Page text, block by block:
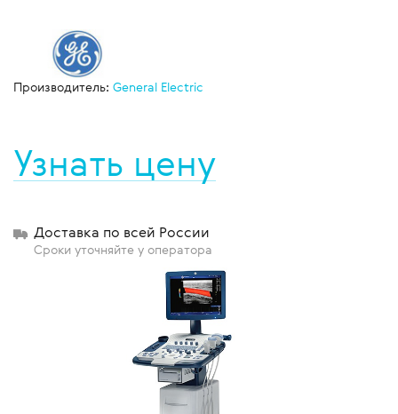
Производитель: General Electric
Узнать цену
Доставка по всей России
Сроки уточняйте у оператора